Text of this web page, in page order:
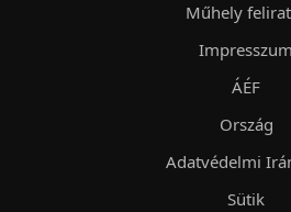
Műhely
Impresszum
ÁÉF
Ország
Adatvédelmi
Sütik